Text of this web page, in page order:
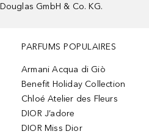
GmbH & Co. KG.
PARFUMS POPULAIRES
Armani Acqua di Giò
Benefit Holiday Collection
Chloé Atelier des Fleurs
DIOR J’adore
DIOR Miss Dior